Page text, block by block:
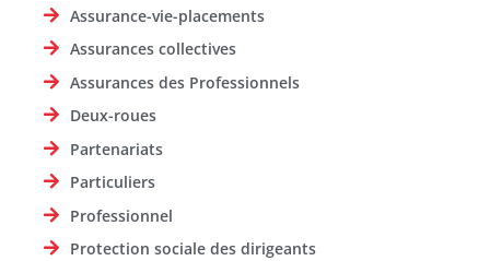
Assurance-vie-placements
Assurances collectives
Assurances des Professionnels
Deux-roues
Partenariats
Particuliers
Professionnel
Protection sociale des dirigeants